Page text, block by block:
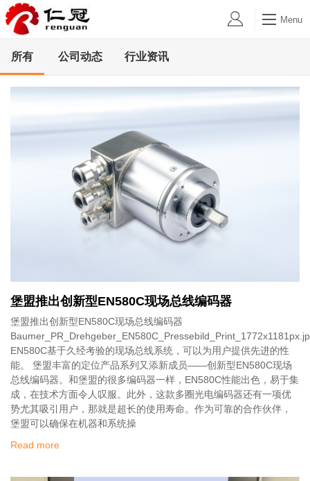
Menu
所有 公司动态 行业资讯
堡盟推出创新型EN580C现场总线编码器
堡盟推出创新型EN580C现场总线编码器
EN580C基于久经考验的现场总线系统，可以为用户提供先进的性
能。 堡盟丰富的定位产品系列又添新成员——创新型EN580C现场
总线编码器。和堡盟的很多编码器一样，EN580C性能出色，易于集
成，在技术方面令人叹服。此外，这款多圈光电编码器还有一项优
势尤其吸引用户，那就是超长的使用寿命。作为可靠的合作伙伴，
堡盟可以确保在机器和系统操
Read more